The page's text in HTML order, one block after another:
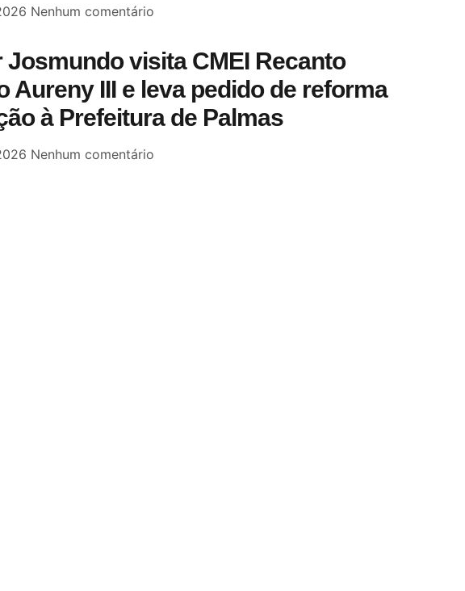
Nenhum comentário
Josmundo visita CMEI Recanto
Aureny III e leva pedido de reforma
à Prefeitura de Palmas
Nenhum comentário